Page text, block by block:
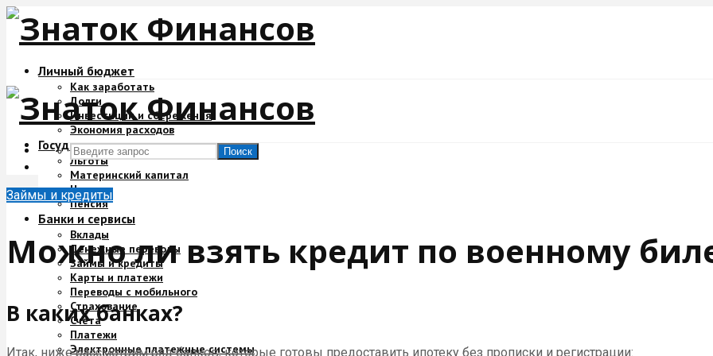
Личный бюджет
Как заработать
Долги
Инвестиции и сбережения
Экономия расходов
Государство и деньги
Льготы
Материнский капитал
Налоги
Пенсия
Банки и сервисы
Вклады
Денежные переводы
Займы и кредиты
Карты и платежи
Переводы с мобильного
Страхование
Счета
Платежи
Электронные платежные системы
Поиск
Займы и кредиты
Можно ли взять кредит по военному
В каких банках?
Итак, ниже рассмотрим ряд банков, которые готовы предоставить ипотеку без прописки и регистрации: